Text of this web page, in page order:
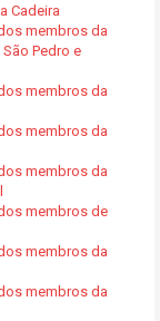
Cadeira
membros da
Pedro e
membros da
membros da
membros da
membros de
membros da
membros da